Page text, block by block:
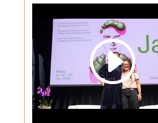
I